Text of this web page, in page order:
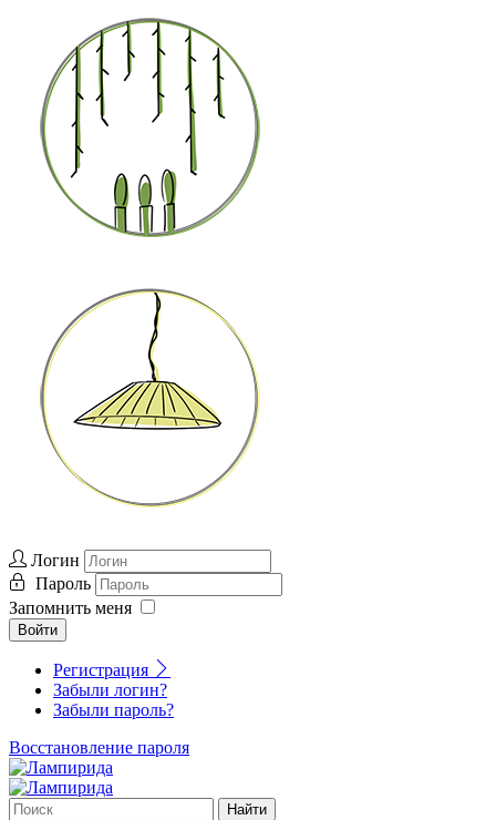
Логин
Пароль
Запомнить меня
Войти
Регистрация
Забыли логин?
Забыли пароль?
Восстановление пароля